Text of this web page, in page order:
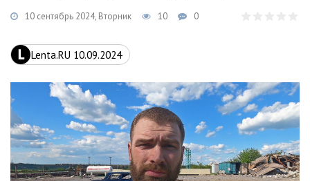
10 сентябрь 2024, Вторник 10 0
Lenta.RU 10.09.2024